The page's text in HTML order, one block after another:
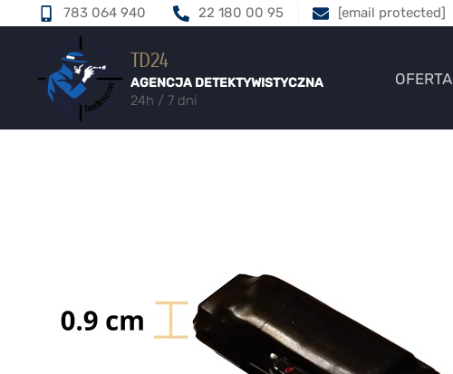
783 064 940 22 180 00 95 [email protected]
TD24
AGENCJA DETEKTYWISTYCZNA
24h / 7 dni
OFERTA